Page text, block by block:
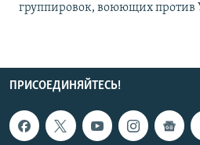
группировок, воюющих
ПРИСОЕДИНЯЙТЕСЬ!